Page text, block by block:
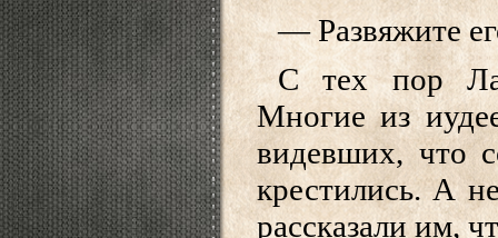
— Развяжите
С тех пор
Многие из
видевших, что
крестились. А
рассказали им,